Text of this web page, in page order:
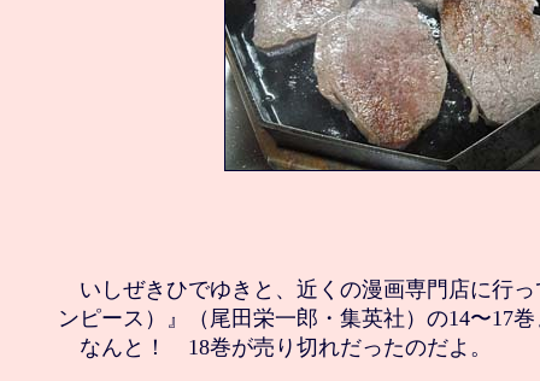
いしぜきひでゆきと、近くの漫画専門店に行っ
ンピース）』（尾田栄一郎・集英社）の14〜17
なんと！　18巻が売り切れだったのだよ。